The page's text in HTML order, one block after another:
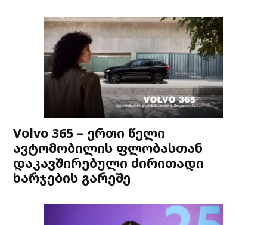
Volvo 365 – ერთი წელი
ავტომობილის ფლობასთან
დაკავშირებული ძირითადი
ხარჯების გარეშე